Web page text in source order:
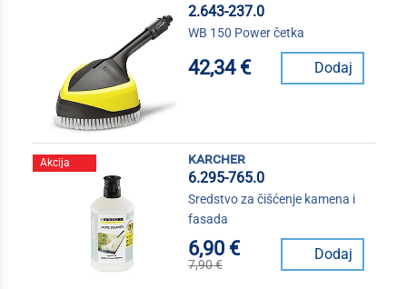
2.643-237.0
WB 150 Power četka
42,34 € Dodaj
Akcija
karcher
6.295-765.0
Sredstvo za čišćenje kamena i
fasada
6,90 €
7,90 €
Dodaj